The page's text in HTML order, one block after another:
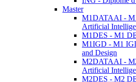
Master
M1DATAAI -
Artificial
M1DES - M1
M1IGD - M1
and Design
M2DATAAI -
Artificial
M2DES - M2